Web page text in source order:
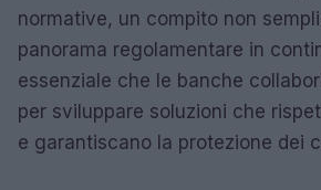
normative, un compito non
panorama regolamentare in
essenziale che le banche
per sviluppare soluzioni che
e garantiscano la protezione dei